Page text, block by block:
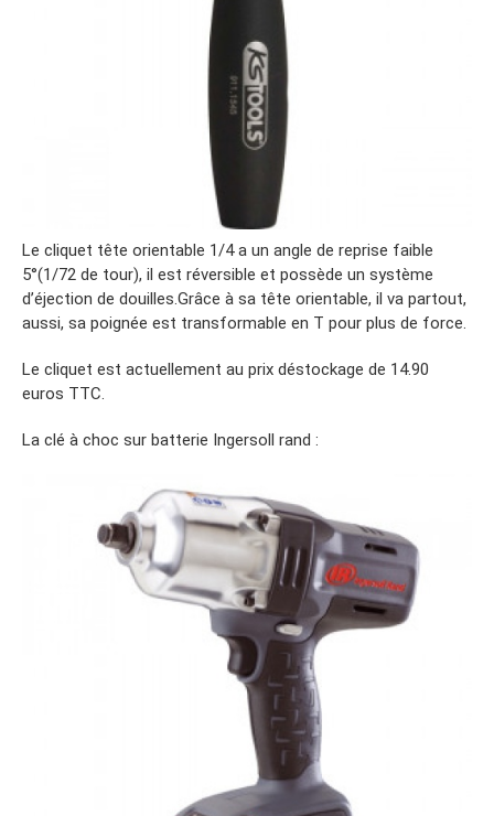
Le cliquet tête orientable 1/4 a un angle de reprise faible
5°(1/72 de tour), il est réversible et possède un système
d’éjection de douilles.Grâce à sa tête orientable, il va partout,
aussi, sa poignée est transformable en T pour plus de force.
Le cliquet est actuellement au prix déstockage de 14.90
euros TTC.
La clé à choc sur batterie Ingersoll rand :